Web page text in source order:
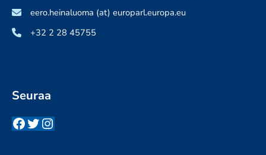
eero.heinaluoma (at) europarl.europa.eu
+32 2 28 45755
Seuraa
Facebook
Twitter
Instagram